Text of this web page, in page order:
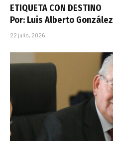
ETIQUETA CON DESTINO
Por: Luis Alberto González
22 julio, 2026